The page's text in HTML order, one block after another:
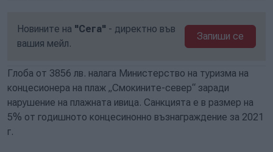
Новините на "Сега" - директно във
вашия мейл.
Запиши се
Глоба от 3856 лв. налага Министерство на туризма на
концесионера на плаж „Смокините-север“ заради
нарушение на плажната ивица. Санкцията е в размер на
5% от годишното концесинонно възнаграждение за 2021
г.